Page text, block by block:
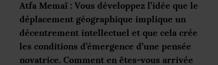
Atfa Memaï : Vous développez l’idée que le
déplacement géographique implique un
décentrement intellectuel et que cela crée
les conditions d’émergence d’une pensée
novatrice. Comment en êtes-vous arrivée